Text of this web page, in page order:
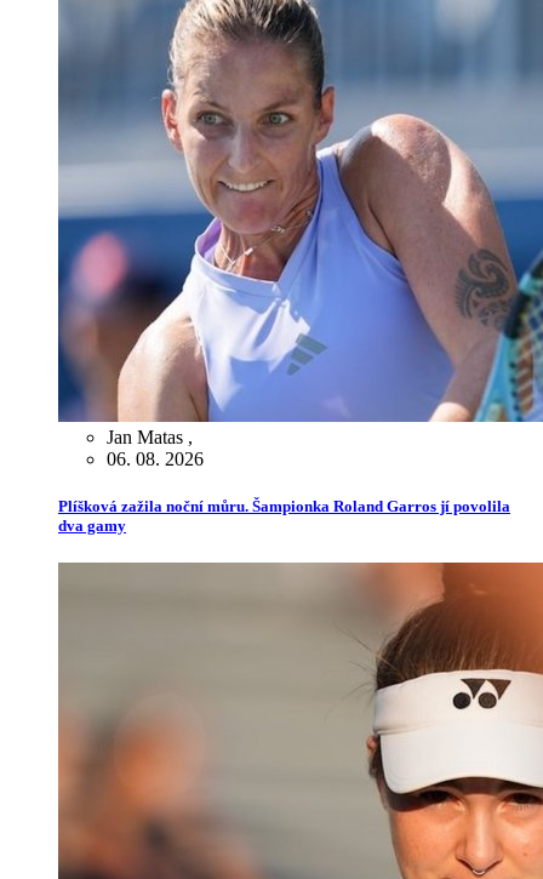
Jan Matas ,
06. 08. 2026
Plíšková zažila noční můru. Šampionka Roland Garros jí povolila
dva gamy